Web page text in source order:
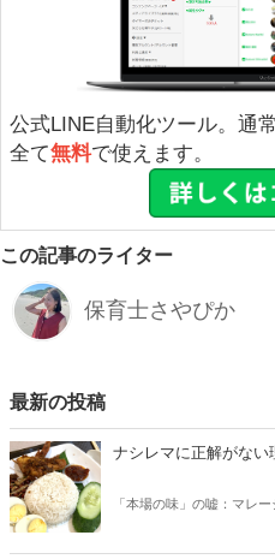
公式LINE自動化ツール。通常
全て無料で使えます。
この記事のライター
保育士さやぴか
最新の投稿
ナシレマに正解がな
「本場の味」の嘘：マレ
は行けない方が、ナシレ